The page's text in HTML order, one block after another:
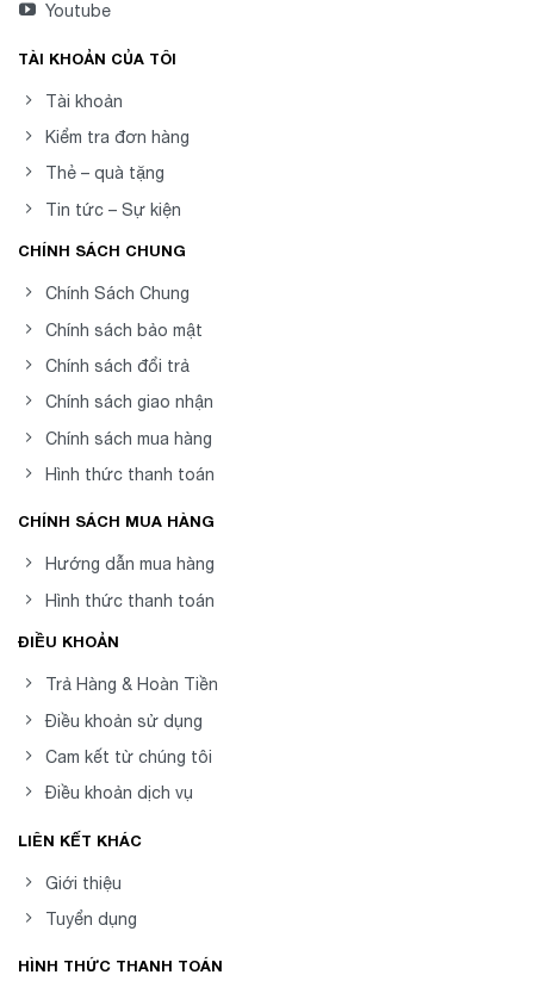
Youtube
TÀI KHOẢN CỦA TÔI
Tài khoản
Kiểm tra đơn hàng
Thẻ – quà tặng
Tin tức – Sự kiện
CHÍNH SÁCH CHUNG
Chính Sách Chung
Chính sách bảo mật
Chính sách đổi trả
Chính sách giao nhận
Chính sách mua hàng
Hình thức thanh toán
CHÍNH SÁCH MUA HÀNG
Hướng dẫn mua hàng
Hình thức thanh toán
ĐIỀU KHOẢN
Trả Hàng & Hoàn Tiền
Điều khoản sử dụng
Cam kết từ chúng tôi
Điều khoản dịch vụ
LIÊN KẾT KHÁC
Giới thiệu
Tuyển dụng
HÌNH THỨC THANH TOÁN